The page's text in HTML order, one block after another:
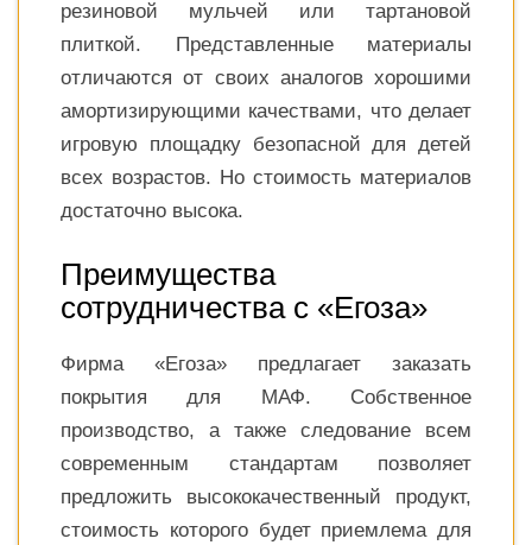
резиновой мульчей или тартановой
плиткой. Представленные материалы
отличаются от своих аналогов хорошими
амортизирующими качествами, что делает
игровую площадку безопасной для детей
всех возрастов. Но стоимость материалов
достаточно высока.
Преимущества
сотрудничества с «Егоза»
Фирма «Егоза» предлагает заказать
покрытия для МАФ. Собственное
производство, а также следование всем
современным стандартам позволяет
предложить высококачественный продукт,
стоимость которого будет приемлема для